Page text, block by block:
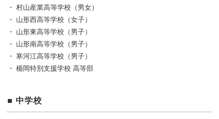
・ 村山産業高等学校（男女）
・ 山形西高等学校（女子）
・ 山形東高等学校（男子）
・ 山形南高等学校（男子）
・ 寒河江高等学校（男子）
・ 楯岡特別支援学校 高等部
■ 中学校